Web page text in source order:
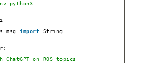
python3
import String
ChatGPT on ROS topics